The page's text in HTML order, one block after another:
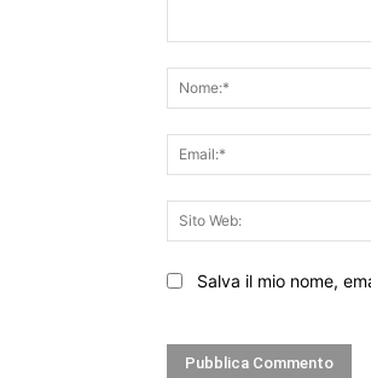
Salva il mio nome,